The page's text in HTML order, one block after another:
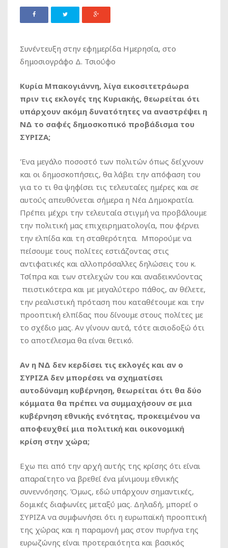
Συνέντευξη στην εφημερίδα Ημερησία, στο
δημοσιογράφο Δ. Τσιούφο
Κυρία Μπακογιάννη, λίγα εικοσιτετράωρα
πριν τις εκλογές της Κυριακής, θεωρείται ότι
υπάρχουν ακόμη δυνατότητες να αναστρέψει η
ΝΔ το σαφές δημοσκοπικό προβάδισμα του
ΣΥΡΙΖΑ;
Ένα μεγάλο ποσοστό των πολιτών όπως δείχνουν
και οι δημοσκοπήσεις, θα λάβει την απόφαση του
για το τι θα ψηφίσει τις τελευταίες ημέρες και σε
αυτούς απευθύνεται σήμερα η Νέα Δημοκρατία.
Πρέπει μέχρι την τελευταία στιγμή να προβάλουμε
την πολιτική μας επιχειρηματολογία, που φέρνει
την ελπίδα και τη σταθερότητα. Μπορούμε να
πείσουμε τους πολίτες εστιάζοντας στις
αντιφατικές και αλλοπρόσαλλες δηλώσεις του κ.
Τσίπρα και των στελεχών του και αναδεικνύοντας
πειστικότερα και με μεγαλύτερο πάθος, αν θέλετε,
την ρεαλιστική πρόταση που καταθέτουμε και την
προοπτική ελπίδας που δίνουμε στους πολίτες με
το σχέδιο μας. Αν γίνουν αυτά, τότε αισιοδοξώ ότι
το αποτέλεσμα θα είναι θετικό.
Αν η ΝΔ δεν κερδίσει τις εκλογές και αν ο
ΣΥΡΙΖΑ δεν μπορέσει να σχηματίσει
αυτοδύναμη κυβέρνηση, θεωρείται ότι θα δύο
κόμματα θα πρέπει να συμμαχήσουν σε μια
κυβέρνηση εθνικής ενότητας, προκειμένου να
αποφευχθεί μια πολιτική και οικονομική
κρίση στην χώρα;
Εχω πει από την αρχή αυτής της κρίσης ότι είναι
απαραίτητο να βρεθεί ένα μίνιμουμ εθνικής
συνεννόησης. Όμως, εδώ υπάρχουν σημαντικές,
δομικές διαφωνίες μεταξύ μας. Δηλαδή, μπορεί ο
ΣΥΡΙΖΑ να συμφωνήσει ότι η ευρωπαϊκή προοπτική
της χώρας και η παραμονή μας στον πυρήνα της
ευρωζώνης είναι προτεραιότητα και βασικός